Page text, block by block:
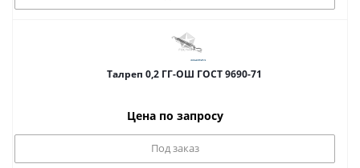
Талреп 0,2 ГГ-ОШ ГОСТ 9690-71
Цена по запросу
Под заказ